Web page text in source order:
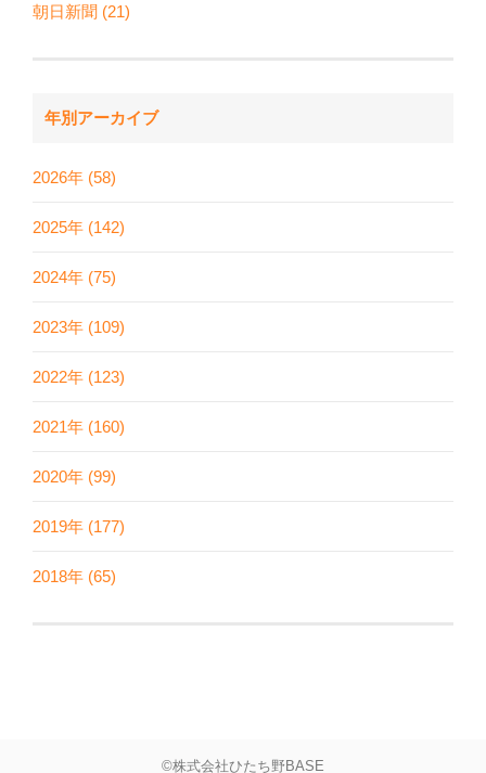
朝日新聞 (21)
年別アーカイブ
2026年 (58)
2025年 (142)
2024年 (75)
2023年 (109)
2022年 (123)
2021年 (160)
2020年 (99)
2019年 (177)
2018年 (65)
©株式会社ひたち野BASE